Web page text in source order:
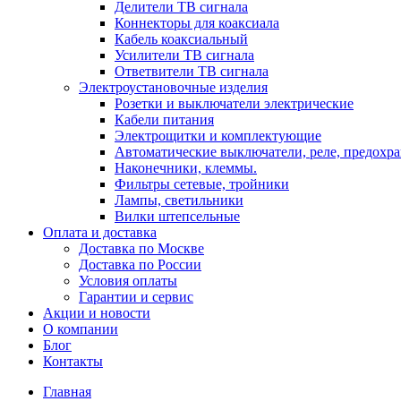
Делители ТВ сигнала
Коннекторы для коаксиала
Кабель коаксиальный
Усилители ТВ сигнала
Ответвители ТВ сигнала
Электроустановочные изделия
Розетки и выключатели электрические
Кабели питания
Электрощитки и комплектующие
Автоматические выключатели, реле,
Наконечники, клеммы.
Фильтры сетевые, тройники
Лампы, светильники
Вилки штепсельные
Оплата и доставка
Доставка по Москве
Доставка по России
Условия оплаты
Гарантии и сервис
Акции и новости
О компании
Блог
Контакты
Главная